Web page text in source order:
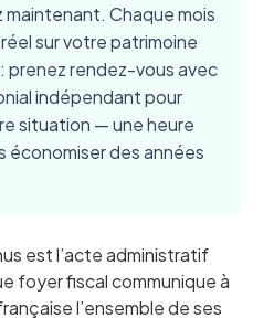
Chaque mois
sur votre patrimoine
prenez rendez-vous avec
indépendant pour
situation — une heure
économiser des années
est l’acte administratif
foyer fiscal communique à
l’ensemble de ses